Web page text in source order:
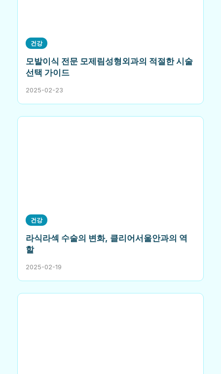
건강
모발이식 전문 모제림성형외과의 적절한 시술
선택 가이드
2025-02-23
건강
라식라섹 수술의 변화, 클리어서울안과의 역
할
2025-02-19